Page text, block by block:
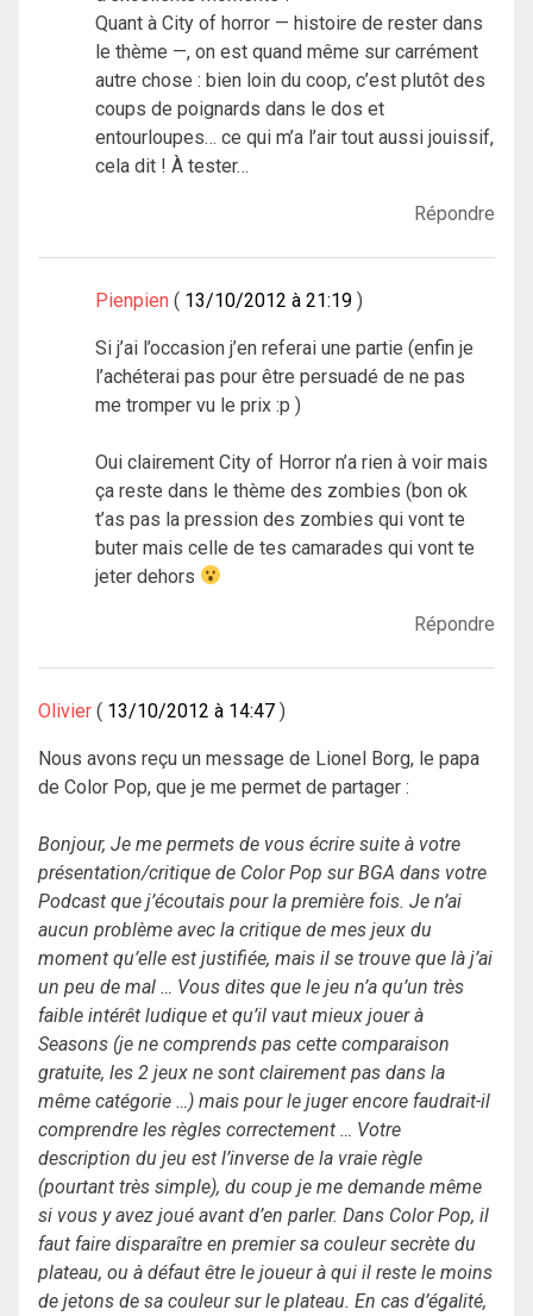
Quant à City of horror — histoire de rester dans
le thème —, on est quand même sur carrément
autre chose : bien loin du coop, c’est plutôt des
coups de poignards dans le dos et
entourloupes… ce qui m’a l’air tout aussi jouissif,
cela dit ! À tester…
Répondre
Pienpien 13/10/2012 à 21:19
Si j’ai l’occasion j’en referai une partie (enfin je
l’achéterai pas pour être persuadé de ne pas
me tromper vu le prix :p )
Oui clairement City of Horror n’a rien à voir mais
ça reste dans le thème des zombies (bon ok
t’as pas la pression des zombies qui vont te
buter mais celle de tes camarades qui vont te
jeter dehors
Répondre
Olivier 13/10/2012 à 14:47
Nous avons reçu un message de Lionel Borg, le papa
de Color Pop, que je me permet de partager :
Bonjour, Je me permets de vous écrire suite à votre
présentation/critique de Color Pop sur BGA dans votre
Podcast que j’écoutais pour la première fois. Je n’ai
aucun problème avec la critique de mes jeux du
moment qu’elle est justifiée, mais il se trouve que là j’ai
un peu de mal … Vous dites que le jeu n’a qu’un très
faible intérêt ludique et qu’il vaut mieux jouer à
Seasons (je ne comprends pas cette comparaison
gratuite, les 2 jeux ne sont clairement pas dans la
même catégorie …) mais pour le juger encore faudrait-il
comprendre les règles correctement … Votre
description du jeu est l’inverse de la vraie règle
(pourtant très simple), du coup je me demande même
si vous y avez joué avant d’en parler. Dans Color Pop, il
faut faire disparaître en premier sa couleur secrète du
plateau, ou à défaut être le joueur à qui il reste le moins
de jetons de sa couleur sur le plateau. En cas d’égalité,